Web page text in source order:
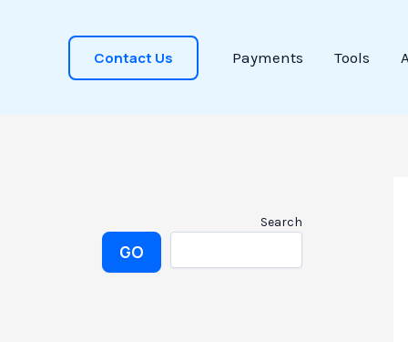
Tools
Payments
Contact Us
Search
GO